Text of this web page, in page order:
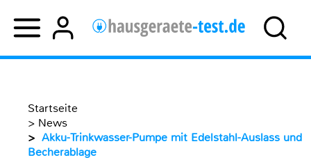
Startseite
> News
> Akku-Trinkwasser-Pumpe mit Edelstahl-Auslass und
Becherablage